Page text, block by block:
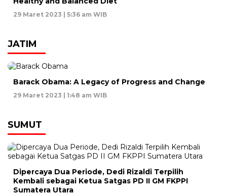
29 Maret 2023 | 5:36 am WIB
JATIM
Barack Obama: A Legacy of Progress and Change
29 Maret 2023 | 1:48 am WIB
SUMUT
Dipercaya Dua Periode, Dedi Rizaldi Terpilih
Kembali sebagai Ketua Satgas PD II GM FKPPI
Sumatera Utara